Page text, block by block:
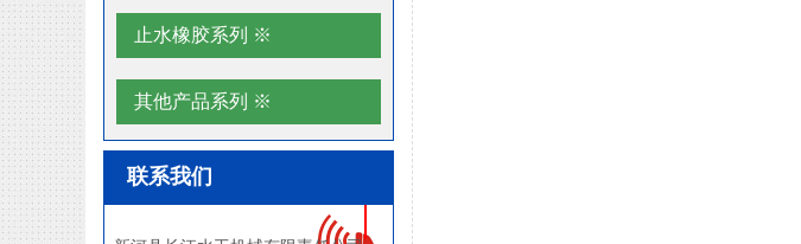
止水橡胶系列 ※
其他产品系列 ※
联系我们